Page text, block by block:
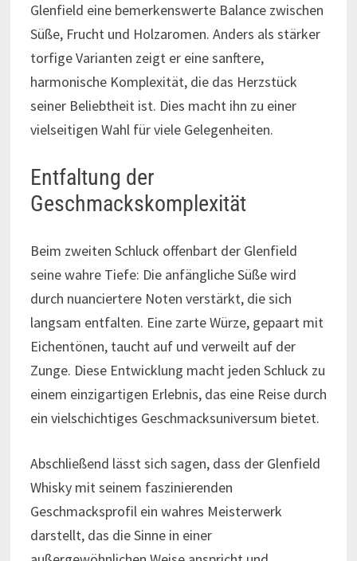
Glenfield eine bemerkenswerte Balance zwischen
Süße, Frucht und Holzaromen. Anders als stärker
torfige Varianten zeigt er eine sanftere,
harmonische Komplexität, die das Herzstück
seiner Beliebtheit ist. Dies macht ihn zu einer
vielseitigen Wahl für viele Gelegenheiten.
Entfaltung der
Geschmackskomplexität
Beim zweiten Schluck offenbart der Glenfield
seine wahre Tiefe: Die anfängliche Süße wird
durch nuanciertere Noten verstärkt, die sich
langsam entfalten. Eine zarte Würze, gepaart mit
Eichentönen, taucht auf und verweilt auf der
Zunge. Diese Entwicklung macht jeden Schluck zu
einem einzigartigen Erlebnis, das eine Reise durch
ein vielschichtiges Geschmacksuniversum bietet.
Abschließend lässt sich sagen, dass der Glenfield
Whisky mit seinem faszinierenden
Geschmacksprofil ein wahres Meisterwerk
darstellt, das die Sinne in einer